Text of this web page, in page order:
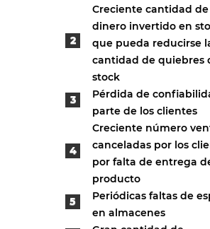
Creciente cantidad de
dinero invertido en
que pueda reducirse
cantidad de quiebres
stock
Pérdida de
parte de los clientes
Creciente número
canceladas por los
por falta de entrega
producto
Periódicas faltas de
en almacenes